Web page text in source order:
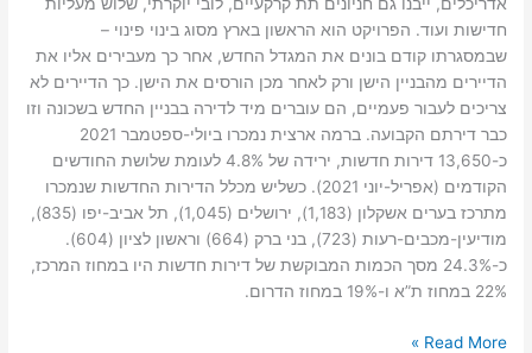
אדריכלים, ייבנו גם חניונים תת קרקעיים, לובי יוקרתי, שלוש מעליות
חדישות ועוד. הפרויקט הוא הראשון בארץ מסוג בינוי פינוי –
שבמסגרתו קודם בונים את המגדל החדש, אחר כך מעבירים אליו את
הדיירים מהבניין הישן ורק לאחר מכן הורסים את הישן. כך הדיירים לא
צריכים לעבור פעמיים, הם עוברים מיד לדירה בבניין החדש בשכונה וזו
כבר דירתם הקבועה. ברמה ארצית נמכרו ביולי-ספטמבר 2021
כ-13,650 דירות חדשות, ירידה של 4.8% לעומת שלושת החודשים
הקודמים (אפריל-יוני 2021). כשליש מכלל הדירות החדשות שנמכרו
מתרכז בערים אשקלון (1,183), ירושלים (1,045), תל אביב-יפו (835),
מודיעין-מכבים-רעות (723), בני ברק (664) וראשון לציון (604).
כ-24.3% מסך הכמות המבוקשת של דירות חדשות היו במחוז המרכז,
22% במחוז ת”א ו-19% במחוז הדרום.
Read More »